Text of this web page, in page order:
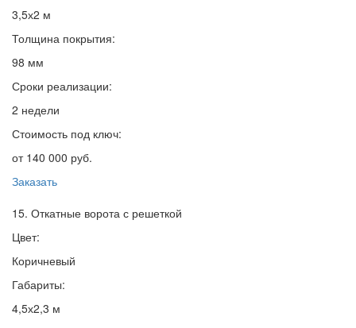
3,5х2 м
Толщина покрытия:
98 мм
Сроки реализации:
2 недели
Стоимость под ключ:
от 140 000 руб.
Заказать
15. Откатные ворота с решеткой
Цвет:
Коричневый
Габариты:
4,5х2,3 м